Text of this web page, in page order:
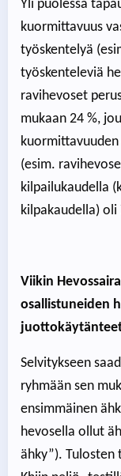
Yli puolessa
kuormittavuus
työskentelyä
työskenteleviä
ravihevoset
mukaan 24 %,
(esim.
kilpailukaudella
kilpakaudella) oli
Viikin
osallistuneiden
Selvitykseen
ryhmään sen
ensimmäinen
hevosella ollut
ähky”).